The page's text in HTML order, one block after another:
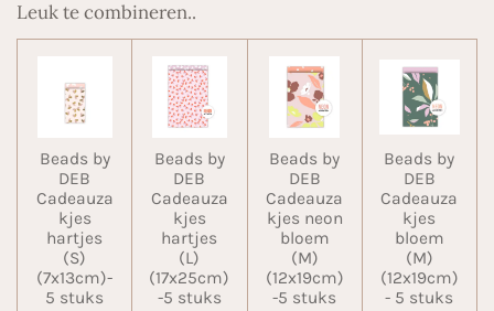
Leuk te combineren..
Beads by
DEB
Cadeauza
kjes
hartjes
(S)
(7x13cm)-
5 stuks
Beads by
DEB
Cadeauza
kjes
hartjes
(L)
(17x25cm)
-5 stuks
Beads by
DEB
Cadeauza
kjes neon
bloem
(M)
(12x19cm)
-5 stuks
Beads by
DEB
Cadeauza
kjes
bloem
(M)
(12x19cm)
- 5 stuks